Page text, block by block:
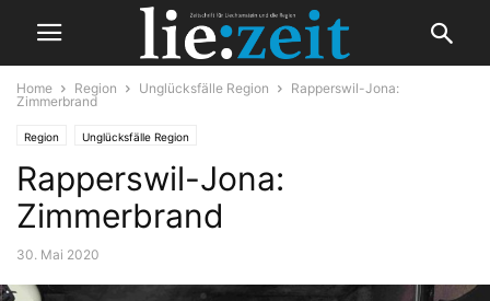
Home Region Unglücksfälle Region
Rapperswil-Jona:
Zimmerbrand
Region Unglücksfälle Region
Rapperswil-Jona:
Zimmerbrand
30. Mai 2020